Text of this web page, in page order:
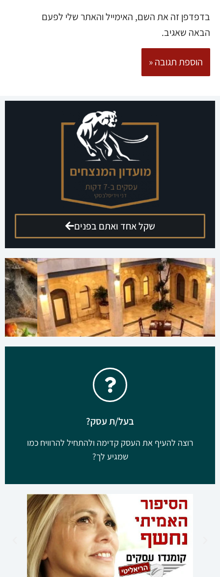
בדפדפן זה את השם, האימייל והאתר שלי לפעם
הבאה שאגיב.
שקל אחד ואתם בפנים
ארוחה זוגית מתנה
רוצים לזכות בארוחה זוגית במסעדת פראטלי בנתניה?
בעל/ת עסק?
רוצה להעיף את העסק קדימה ולהתחיל להרוויח כמו
שמגיע לך?
הגישו מועמדות לקומנדו עסקים
קבוצה מנצחת להשגת תוצאות ורווחים בליוויו של דני
וידיסלבסקי
ללחוץ כאן